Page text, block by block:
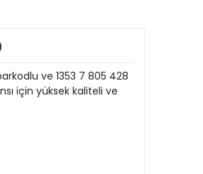
ve 1353 7 805 428
için yüksek kaliteli ve